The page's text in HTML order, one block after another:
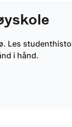
Les
i hånd.